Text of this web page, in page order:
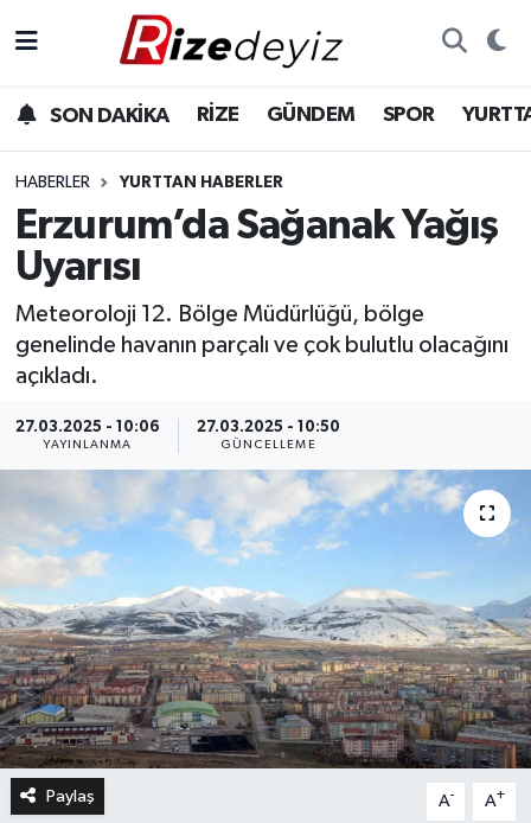
SON DAKİKA RİZE GÜNDEM SPOR
HABERLER YURTTAN HABERLER
Erzurum’da Sağanak Yağış
Uyarısı
Meteoroloji 12. Bölge Müdürlüğü, bölge
genelinde havanın parçalı ve çok bulutlu olacağını
açıkladı.
27.03.2025 - 10:06
YAYINLANMA
27.03.2025 - 10:50
GÜNCELLEME
Paylaş A- A+
Gündem
Yurttan Haberler
Ekonomi
Teknoloji
Rize Hava Durumu
Rize Trafik Yoğunluk Haritası
Süper Lig Puan Durumu ve Fikstür
Tüm Manşetler
Haber Arşivi